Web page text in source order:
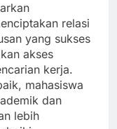
relasi
yang sukses
akses
kerja.
mahasiswa
dan
lebih